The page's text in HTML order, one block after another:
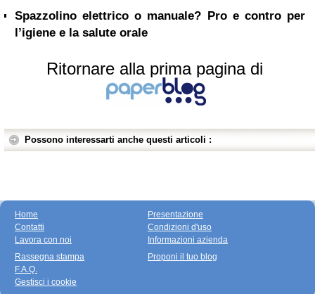
Spazzolino elettrico o manuale? Pro e contro per
l’igiene e la salute orale
Ritornare alla prima pagina di
Possono interessarti anche questi articoli :
Home
Contatti
Lavora con noi
Presentazione
Condizioni d'uso
Informazioni azienda
Rassegna stampa
F.A.Q.
Gestisci i cookie
Proponi il tuo blog